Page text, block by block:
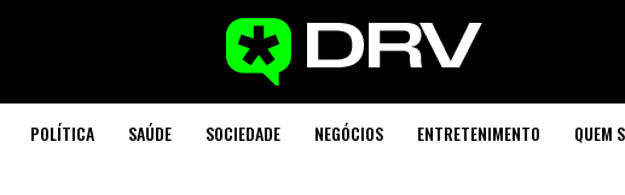
POLÍTICA SAÚDE SOCIEDADE NEGÓCIOS ENTRETENIMENTO QUEM